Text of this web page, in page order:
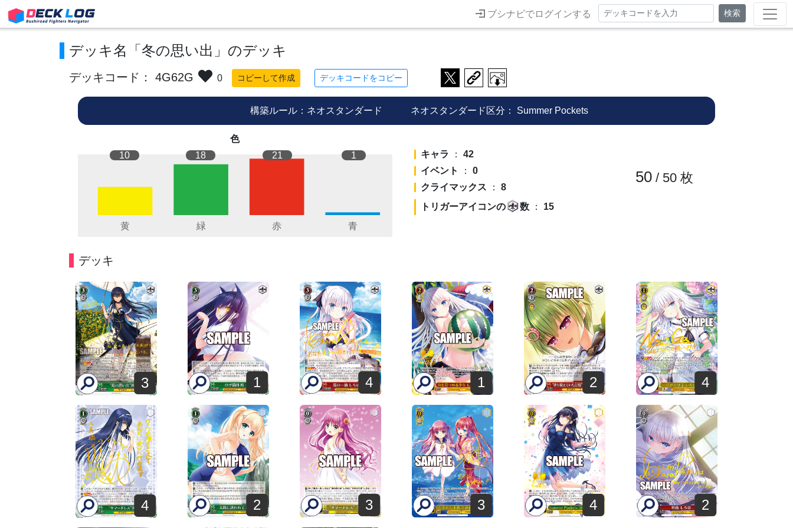
ブシナビでログインする 検索
デッキ名「冬の思い出」のデッキ
デッキコード： 4G62G 0 コピーして作成 デッキコードをコピー
構築ルール：ネオスタンダード ネオスタンダード区分： Summer Pockets
色
10
18 21 1 キャラ ： 42
イベント
： 0
クライマックス ： 8
トリガーアイコンの
数： 15
50/ 50枚
デッキ
3 1 4 1 2 4
4 2 3 3 4 2